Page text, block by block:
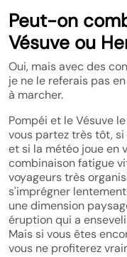
Peut-on
Vésuve ou
Oui, mais avec des
je ne le referais pas
à marcher.
Pompéi et le Vésuve
vous partez très tôt,
et si la météo joue en
combinaison fatigue
voyageurs très
s'imprégner
une dimension
éruption qui a
Mais si vous êtes
vous ne profiterez